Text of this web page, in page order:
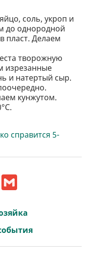
соль, укроп и
до однородной
пласт. Делаем
творожную
изрезанные
и натертый сыр.
кунжутом.
справится 5-
V
r l